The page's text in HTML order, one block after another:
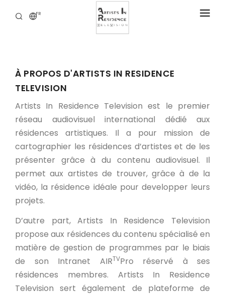
FR
BIBLIOTHÈQUE DIGITALE
NOS OFFRES
CONTACT
À PROPOS D'ARTISTS IN RESIDENCE
TELEVISION
Artists In Residence Television est le premier
réseau audiovisuel international dédié aux
résidences artistiques. Il a pour mission de
cartographier les résidences d’artistes et de les
présenter grâce à du contenu audiovisuel. Il
permet aux artistes de trouver, grâce à de la
vidéo, la résidence idéale pour developper leurs
projets.
D’autre part, Artists In Residence Television
propose aux résidences du contenu spécialisé en
matière de gestion de programmes par le biais
de son Intranet AIRTVPro réservé à ses
résidences membres. Artists In Residence
Television sert également de plateforme de